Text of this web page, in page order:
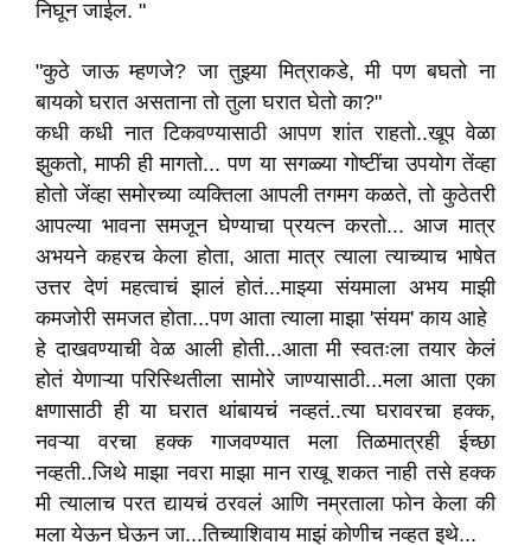
निघून जाईल. "
"कुठे जाऊ म्हणजे? जा तुझ्या मित्राकडे, मी पण बघतो ना
बायको घरात असताना तो तुला घरात घेतो का?"
कधी कधी नात टिकवण्यासाठी आपण शांत राहतो..खूप वेळा
झुकतो, माफी ही मागतो... पण या सगळ्या गोष्टींचा उपयोग तेंव्हा
होतो जेंव्हा समोरच्या व्यक्तिला आपली तगमग कळते, तो कुठेतरी
आपल्या भावना समजून घेण्याचा प्रयत्न करतो... आज मात्र
अभयने कहरच केला होता, आता मात्र त्याला त्याच्याच भाषेत
उत्तर देणं महत्वाचं झालं होतं...माझ्या संयमाला अभय माझी
कमजोरी समजत होता...पण आता त्याला माझा 'संयम' काय आहे
हे दाखवण्याची वेळ आली होती...आता मी स्वतःला तयार केलं
होतं येणाऱ्या परिस्थितीला सामोरे जाण्यासाठी...मला आता एका
क्षणासाठी ही या घरात थांबायचं नव्हतं..त्या घरावरचा हक्क,
नवऱ्या वरचा हक्क गाजवण्यात मला तिळमात्रही ईच्छा
नव्हती..जिथे माझा नवरा माझा मान राखू शकत नाही तसे हक्क
मी त्यालाच परत द्यायचं ठरवलं आणि नम्रताला फोन केला की
मला येऊन घेऊन जा...तिच्याशिवाय माझं कोणीच नव्हत इथे...